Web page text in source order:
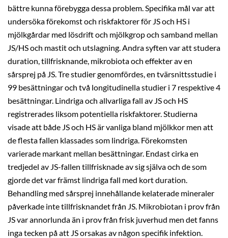
bättre kunna förebygga dessa problem. Specifika mål var att
undersöka förekomst och riskfaktorer för JS och HS i
mjölkgårdar med lösdrift och mjölkgrop och samband mellan
JS/HS och mastit och utslagning. Andra syften var att studera
duration, tillfrisknande, mikrobiota och effekter av en
sårsprej på JS. Tre studier genomfördes, en tvärsnittsstudie i
99 besättningar och två longitudinella studier i 7 respektive 4
besättningar. Lindriga och allvarliga fall av JS och HS
registrerades liksom potentiella riskfaktorer. Studierna
visade att både JS och HS är vanliga bland mjölkkor men att
de flesta fallen klassades som lindriga. Förekomsten
varierade markant mellan besättningar. Endast cirka en
tredjedel av JS-fallen tillfrisknade av sig själva och de som
gjorde det var främst lindriga fall med kort duration.
Behandling med sårsprej innehållande kelaterade mineraler
påverkade inte tillfrisknandet från JS. Mikrobiotan i prov från
JS var annorlunda än i prov från frisk juverhud men det fanns
inga tecken på att JS orsakas av någon specifik infektion.